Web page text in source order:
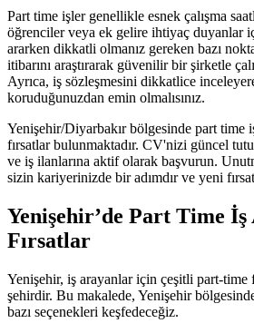
Part time işler genellikle esnek çalışma
öğrenciler veya ek gelire ihtiyaç duyanlar
ararken dikkatli olmanız gereken bazı
itibarını araştırarak güvenilir bir şirketle
Ayrıca, iş sözleşmesini dikkatlice
koruduğunuzdan emin olmalısınız.
Yenişehir/Diyarbakır bölgesinde part time
fırsatlar bulunmaktadır. CV'nizi güncel
ve iş ilanlarına aktif olarak başvurun.
sizin kariyerinizde bir adımdır ve yeni
Yenişehir’de Part Time
Fırsatlar
Yenişehir, iş arayanlar için çeşitli part-time
şehirdir. Bu makalede, Yenişehir
bazı seçenekleri keşfedeceğiz.